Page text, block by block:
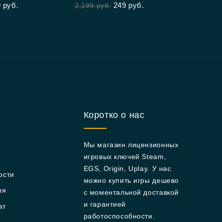
руб.
of
2,199руб. 249 руб.
Коротко о нас
Мы магазин лицензионных
игровых ключей Steam,
EGS, Origin, Uplay. У нас
можно купить игры дешево
с моментальной доставкой
и гарантией
работоспособности.